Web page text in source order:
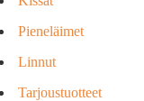
Pieneläimet
Linnut
Tarjoustuotteet